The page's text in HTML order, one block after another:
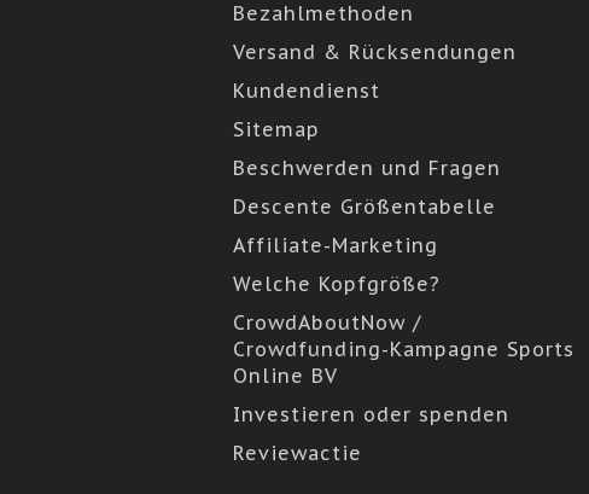
Bezahlmethoden
Versand & Rücksendungen
Kundendienst
Sitemap
Beschwerden und Fragen
Descente Größentabelle
Affiliate-Marketing
Welche Kopfgröße?
CrowdAboutNow /
Crowdfunding-Kampagne Sports
Online BV
Investieren oder spenden
Reviewactie